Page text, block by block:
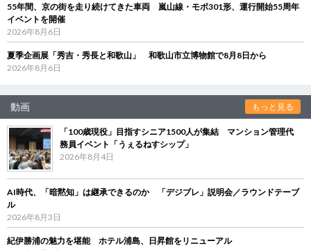
55年間、京の街を走り続けてきた車両 嵐山線・モボ301形、運行開始55周年
イベントを開催
2026年8月6日
夏季企画展「秀吉・秀長と和歌山」 和歌山市立博物館で8月8日から
2026年8月6日
動画 もっと見る
「100歳現役」目指すシニア1500人が集結 マンション管理代
務員イベント「うぇるねすシップ」
2026年8月4日
AI時代、「暗黙知」は継承できるのか 「デジブレ」説明会／ラウンドテーブ
ル
2026年8月3日
紀伊勝浦の魅力を堪能 ホテル浦島、日昇館をリニューアル